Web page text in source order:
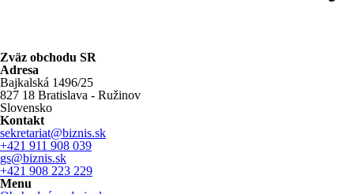
Zväz obchodu SR
Adresa
Bajkalská 1496/25
827 18 Bratislava - Ružinov
Slovensko
Kontakt
sekretariat@biznis.sk
+421 911 908 039
gs@biznis.sk
+421 908 223 229
Menu